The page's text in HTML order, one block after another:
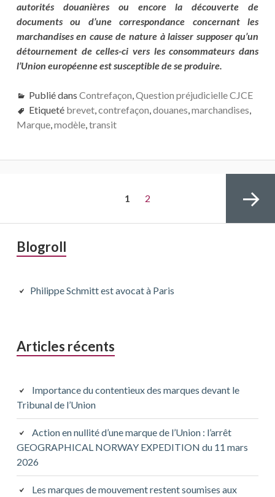
autorités douanières ou encore la découverte de
documents ou d’une correspondance concernant les
marchandises en cause de nature à laisser supposer qu’un
détournement de celles-ci vers les consommateurs dans
l’Union européenne est susceptible de se produire.
Publié dans Contrefaçon,Question préjudicielle CJCE
Etiqueté brevet,contrefaçon,douanes,marchandises,
Marque,modèle,transit
publications
PAGE
1 Page
2
Barre
principale
Blogroll
Philippe Schmitt est avocat à Paris
Articles récents
Importance du contentieux des marques devant le
Tribunal de l’Union
Action en nullité d’une marque de l’Union : l’arrêt
GEOGRAPHICAL NORWAY EXPEDITION du 11 mars
2026
Les marques de mouvement restent soumises aux